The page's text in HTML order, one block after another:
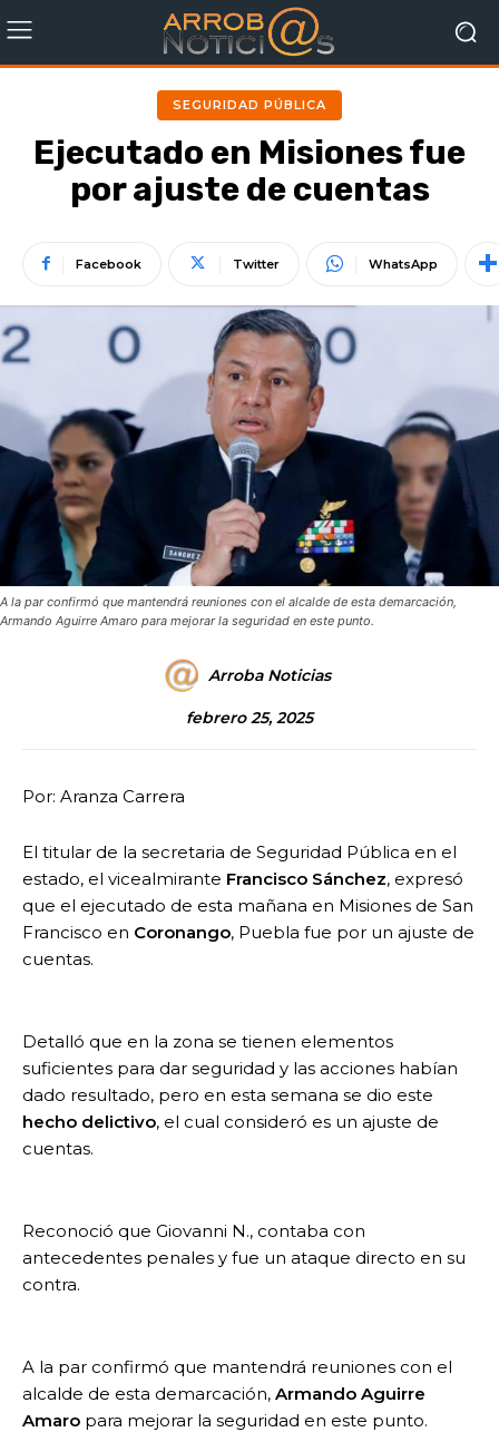
SEGURIDAD PÚBLICA
Ejecutado en Misiones fue
por ajuste de cuentas
Facebook Twitter WhatsApp
A la par confirmó que mantendrá reuniones con el alcalde de esta demarcación,
Armando Aguirre Amaro para mejorar la seguridad en este punto.
Arroba Noticias
febrero 25, 2025
Por: Aranza Carrera
El titular de la secretaria de Seguridad Pública en el
estado, el vicealmirante Francisco Sánchez, expresó
que el ejecutado de esta mañana en Misiones de San
Francisco en Coronango, Puebla fue por un ajuste de
cuentas.
Detalló que en la zona se tienen elementos
suficientes para dar seguridad y las acciones habían
dado resultado, pero en esta semana se dio este
hecho delictivo, el cual consideró es un ajuste de
cuentas.
Reconoció que Giovanni N., contaba con
antecedentes penales y fue un ataque directo en su
contra.
A la par confirmó que mantendrá reuniones con el
alcalde de esta demarcación, Armando Aguirre
Amaro para mejorar la seguridad en este punto.